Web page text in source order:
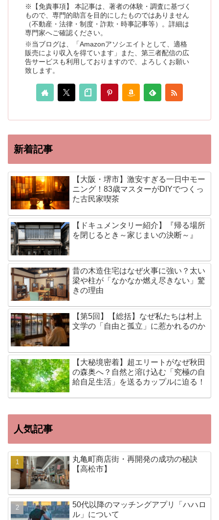
※【免責事項】 本記事は、著者の体験・調査に基づく
もので、専門的助言を目的にしたものではありません
（不動産・法律・制度・詐欺・時事記事等）。詳細は
専門家へご確認ください。
※当ブログは、「Amazonアソシエイトとして、適格
販売により収入を得ています」また、第三者配信の広
告サービスも利用しておりますので、よろしくお願い
致します。
新着記事
【大阪・堺市】激安すぎる一日中モー
ニング！83歳マスターがDIYでつくっ
た古民家喫茶
【ドキュメンタリー紹介】『帰る場所
を閉じるとき～家じまいの決断～』
昔の木造住宅はなぜ火事に強い？太い
梁や柱が「なかなか燃え尽きない」驚
きの理由
【第5回】【総括】なぜ私たちは村上
文学の「自由と孤立」に惹かれるのか
【大秘境密着】超エリートがなぜ秋田
の森奥へ？自然と溶け込む「究極の自
給自足生活」を送るカップルに迫る！
人気記事
丸亀町商店街・再開発の成功の秘訣
【高松市】
50代以降のマッチングアプリ「ハハロ
ル」について